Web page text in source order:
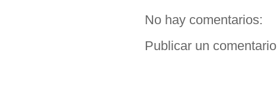
No hay comentarios:
Publicar un comentario